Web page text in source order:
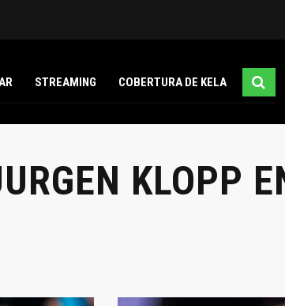
STREAMING COBERTURA DE KELA
KLOPP